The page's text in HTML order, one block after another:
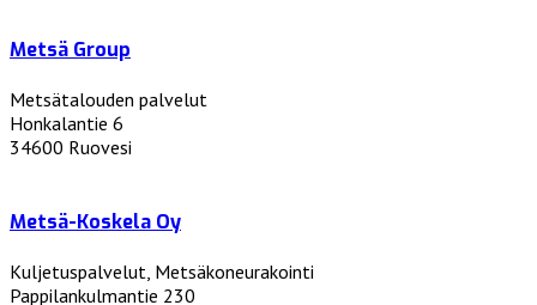
Metsä Group
Metsätalouden palvelut
Honkalantie 6
34600 Ruovesi
Metsä-Koskela Oy
Kuljetuspalvelut, Metsäkoneurakointi
Pappilankulmantie 230